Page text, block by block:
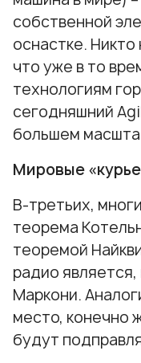
собственной
оснастке.
что уже в то
технологиям
сегодняшний
большем
Мировые
В-третьих,
теорема
теоремой
радио
Маркони.
место, конечно
будут